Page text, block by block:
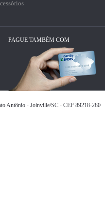
PAGUE TAMBÉM COM
Antônio - Joinville/SC - CEP 89218-280